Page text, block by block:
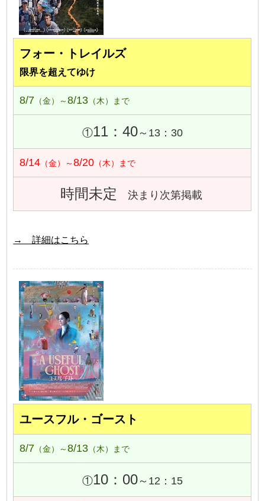
フォー・トレイルズ
限界を超えてゆけ
8/7 （金）～8/13 （木）まで
①11：40～13：30
8/14 （金）～8/20 （木）まで
時間未定 決まり次第掲載
→ 詳細はこちら
ユースフル・ゴースト
8/7 （金）～8/13 （木）まで
①10：00～12：15